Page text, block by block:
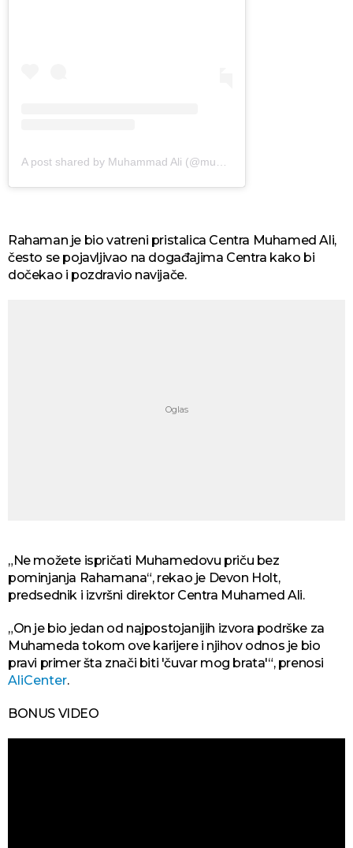
Rahaman je bio vatreni pristalica Centra Muhamed Ali,
često se pojavljivao na događajima Centra kako bi
dočekao i pozdravio navijače.
„Ne možete ispričati Muhamedovu priču bez
pominjanja Rahamana“, rekao je Devon Holt,
predsednik i izvršni direktor Centra Muhamed Ali.
„On je bio jedan od najpostojanijih izvora podrške za
Muhameda tokom ove karijere i njihov odnos je bio
pravi primer šta znači biti 'čuvar mog brata'“, prenosi
AliCenter.
BONUS VIDEO